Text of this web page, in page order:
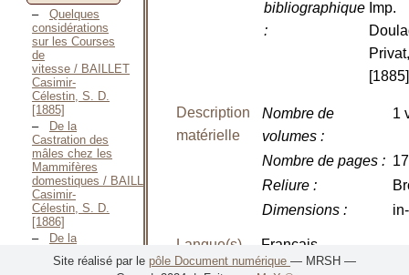
Quelques
considérations
sur les Courses
de
vitesse / BAILLET
Casimir-
Célestin, S. D.
[1885]
De la
Castration des
mâles chez les
Mammifères
domestiques / BAILLET
Casimir-
Célestin, S. D.
[1886]
De la
Femelles chez
bibliographique
:
Imp.
[1885]
Description
matérielle
Nombre de
volumes:
1
Nombre de pages:
Reliure:
Dimensions:
Langue(s) Français
Site réalisé par le pôle Document numérique — MRSH —